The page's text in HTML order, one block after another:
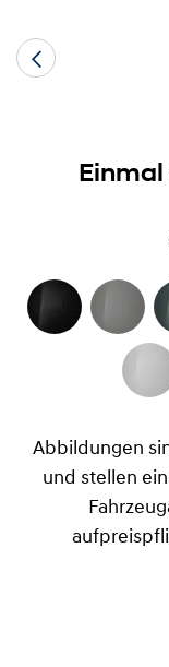
360°
Einmal
Abbildungen
und stellen